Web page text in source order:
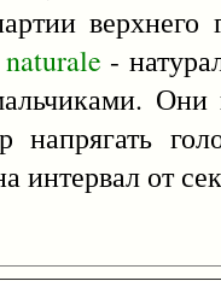
верхнего
naturale -
напрягать
интервал от